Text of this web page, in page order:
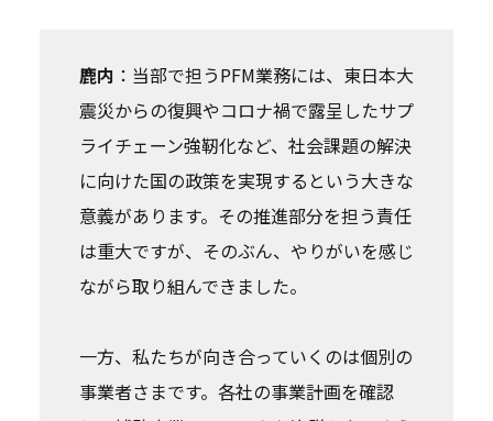
鹿内 ：当部で担うPFM業務には、東日本大
震災からの復興やコロナ禍で露呈したサプ
ライチェーン強靭化など、社会課題の解決
に向けた国の政策を実現するという大きな
意義があります。その推進部分を担う責任
は重大ですが、そのぶん、やりがいを感じ
ながら取り組んできました。
一方、私たちが向き合っていくのは個別の
事業者さまです。各社の事業計画を確認